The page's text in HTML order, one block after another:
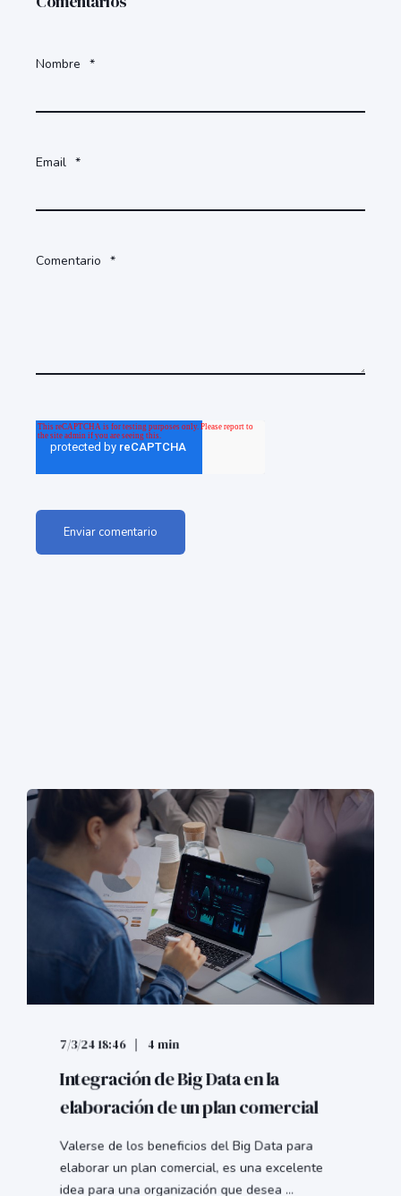
Nombre *
Email *
Comentario *
7/3/24 18:46 4 min
Integración de Big Data en la
elaboración de un plan comercial
Valerse de los beneficios del Big Data para
elaborar un plan comercial, es una excelente
idea para una organización que desea ...